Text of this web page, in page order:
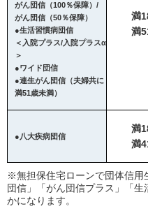
満
満
がん団信（100％保障）/
がん団信（50％保障）
●生活習慣病団信
＜入院プラス/入院プラスα
＞
●ワイド団信
●連生がん団信（夫婦共に
満51歳未満）
●八大疾病団信
満
満
※無担保住宅ローンで団体信用
団信」「がん団信プラス」「
かになります。